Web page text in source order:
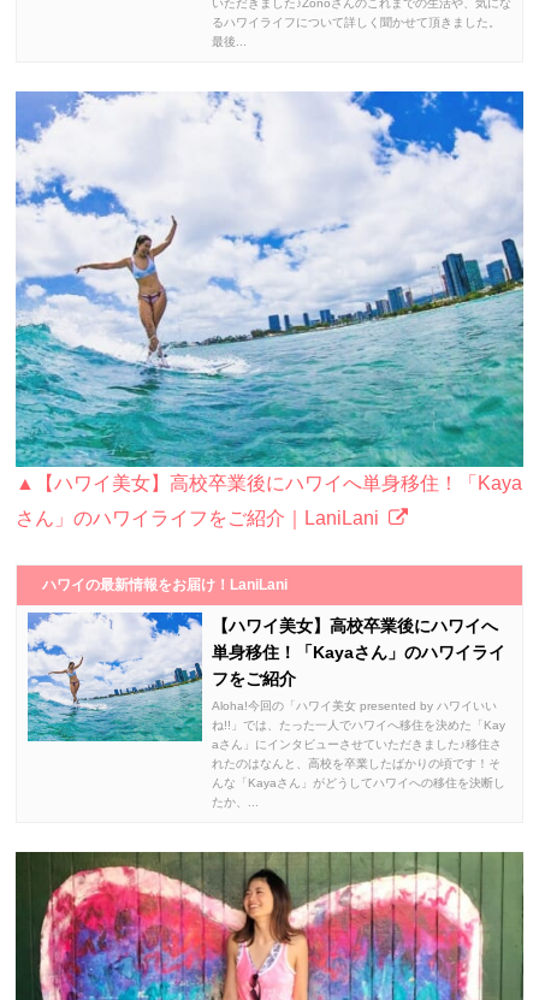
るハワイライフについて詳しく聞かせて頂きました。
最後...
▲【ハワイ美女】高校卒業後にハワイへ単身移住！「Kaya
さん」のハワイライフをご紹介｜LaniLani
ハワイの最新情報をお届け！LaniLani
【ハワイ美女】高校卒業後にハワイへ
単身移住！「Kayaさん」のハワイライ
フをご紹介
Aloha!今回の「ハワイ美女 presented by ハワイいい
ね!!」では、たった一人でハワイへ移住を決めた「Kay
aさん」にインタビューさせていただきました♪移住さ
れたのはなんと、高校を卒業したばかりの頃です！そ
んな「Kayaさん」がどうしてハワイへの移住を決断し
たか、...